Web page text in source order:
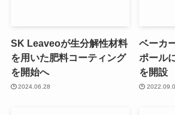
SK Leaveoが生分解性材料
を用いた肥料コーティング
を開始へ
2024.06.28
ベーカ
ポール
を開設